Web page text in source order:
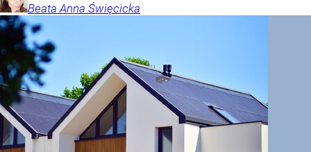
Beata Anna Święcicka